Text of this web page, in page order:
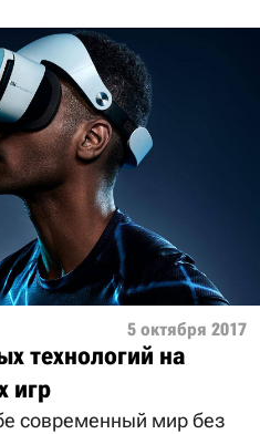
5 октября 2017
технологий на
игр
современный мир без